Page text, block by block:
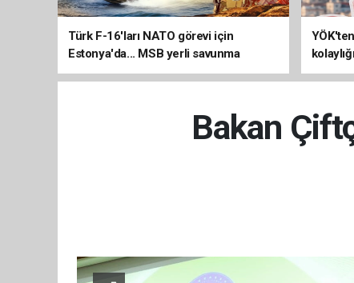
Türk F-16'ları NATO görevi için
Estonya'da... MSB yerli savunma
sistemleriyle güçleniyor
Bakan